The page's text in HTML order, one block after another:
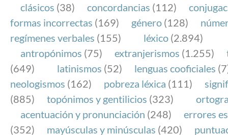
FundéuRAE es una fundación patrocinada por la
y la Real Academia Española, cuyo objetivo es
el buen uso del español en los medios de
Internet.
clásicos (38) concordancias (112)
formas incorrectas (169) género (128)
regímenes verbales (155) léxico (2.894)
antropónimos (75) extranjerismos (1.255)
(649)
latinismos (52) lenguas cooficiales
neologismos (162) pobreza léxica (111)
(885)
topónimos y gentilicios (323)
acentuación y pronunciación (248)
errores
(352)
mayúsculas y minúsculas (420)